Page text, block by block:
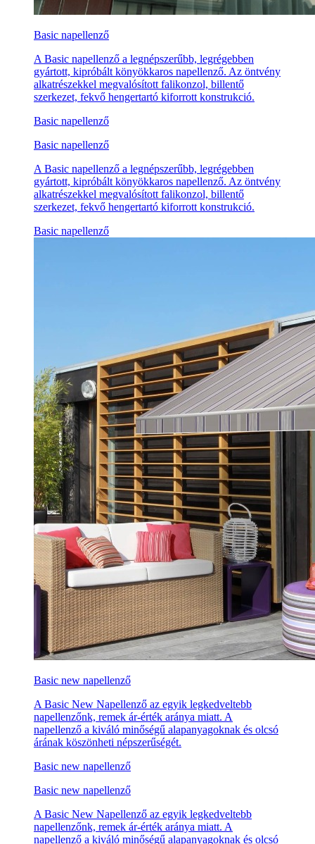
Basic napellenző
A Basic napellenző a legnépszerűbb, legrégebben
gyártott, kipróbált könyökkaros napellenző. Az öntvény
alkatrészekkel megvalósított falikonzol, billentő
szerkezet, fekvő hengertartó kiforrott konstrukció.
Basic napellenző
Basic napellenző
A Basic napellenző a legnépszerűbb, legrégebben
gyártott, kipróbált könyökkaros napellenző. Az öntvény
alkatrészekkel megvalósított falikonzol, billentő
szerkezet, fekvő hengertartó kiforrott konstrukció.
Basic napellenző
Basic new napellenző
A Basic New Napellenző az egyik legkedveltebb
napellenzőnk, remek ár-érték aránya miatt. A
napellenző a kiváló minőségű alapanyagoknak és olcsó
árának köszönheti népszerűségét.
Basic new napellenző
Basic new napellenző
A Basic New Napellenző az egyik legkedveltebb
napellenzőnk, remek ár-érték aránya miatt. A
napellenző a kiváló minőségű alapanyagoknak és olcsó